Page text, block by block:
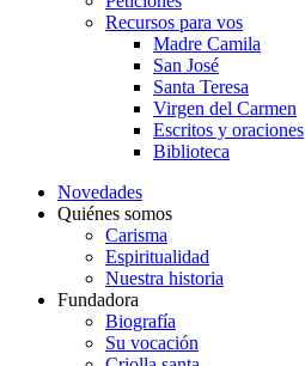
Recursos para vos
Madre Camila
San José
Santa Teresa
Virgen del Carmen
Escritos y oraciones
Biblioteca
Novedades
Quiénes somos
Carisma
Espiritualidad
Nuestra historia
Fundadora
Biografía
Su vocación